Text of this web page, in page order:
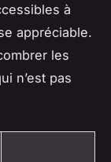
à
appréciable.
les
n’est pas